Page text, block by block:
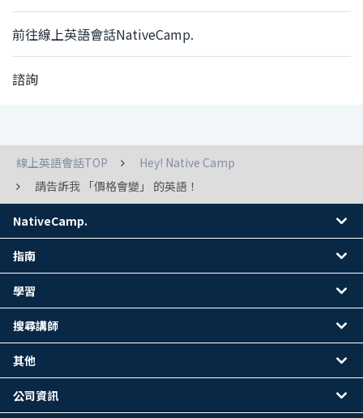
前往線上英語會話NativeCamp.
諮詢
線上英語會話TOP
Hey! Native Camp
請告訴我 「價格會變」 的英語！
NativeCamp.
指南
學習
搜尋講師
其他
公司資訊